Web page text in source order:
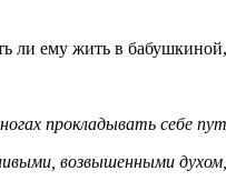
ли ему жить в
прокладывать себе
возвышенными